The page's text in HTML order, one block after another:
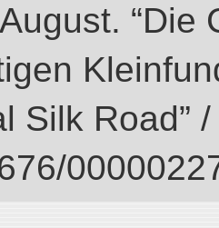
Silk Road”